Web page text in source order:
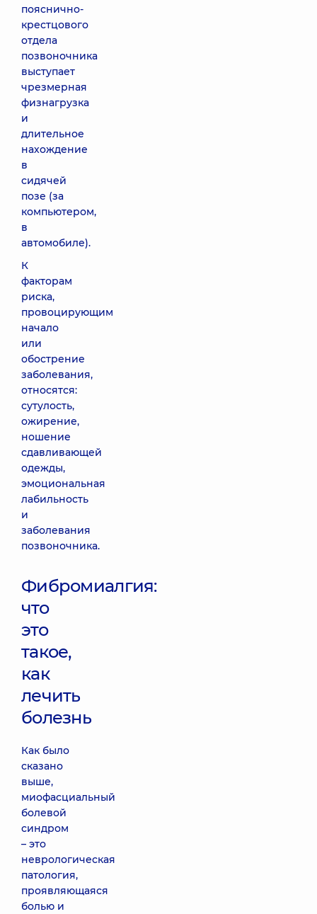
пояснично-
крестцового
отдела
позвоночника
выступает
чрезмерная
физнагрузка
и
длительное
нахождение
в
сидячей
позе (за
компьютером,
в
автомобиле).
К
факторам
риска,
провоцирующим
начало
или
обострение
заболевания,
относятся:
сутулость,
ожирение,
ношение
сдавливающей
одежды,
эмоциональная
лабильность
и
заболевания
позвоночника.
Фибромиалгия:
что
это
такое,
как
лечить
болезнь
Как было
сказано
выше,
миофасциальный
болевой
синдром
– это
неврологическая
патология,
проявляющаяся
болью и